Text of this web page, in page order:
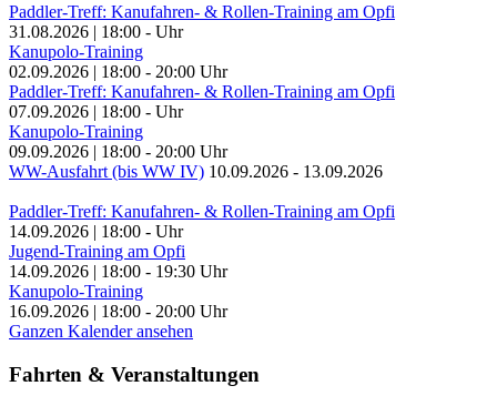
Paddler-Treff: Kanufahren- & Rollen-Training am Opfi
31.08.2026 | 18:00 - Uhr
Kanupolo-Training
02.09.2026 | 18:00 - 20:00 Uhr
Paddler-Treff: Kanufahren- & Rollen-Training am Opfi
07.09.2026 | 18:00 - Uhr
Kanupolo-Training
09.09.2026 | 18:00 - 20:00 Uhr
WW-Ausfahrt (bis WW IV) 10.09.2026 - 13.09.2026
Paddler-Treff: Kanufahren- & Rollen-Training am Opfi
14.09.2026 | 18:00 - Uhr
Jugend-Training am Opfi
14.09.2026 | 18:00 - 19:30 Uhr
Kanupolo-Training
16.09.2026 | 18:00 - 20:00 Uhr
Ganzen Kalender ansehen
Fahrten & Veranstaltungen